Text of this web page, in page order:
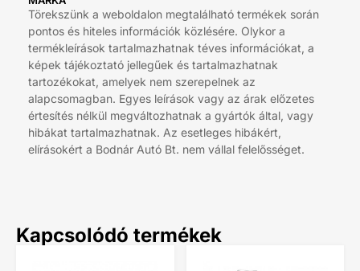
Törekszünk a weboldalon megtalálható termékek során
pontos és hiteles információk közlésére. Olykor a
termékleírások tartalmazhatnak téves információkat, a
képek tájékoztató jellegűek és tartalmazhatnak
tartozékokat, amelyek nem szerepelnek az
alapcsomagban. Egyes leírások vagy az árak előzetes
értesítés nélkül megváltozhatnak a gyártók által, vagy
hibákat tartalmazhatnak. Az esetleges hibákért,
elírásokért a Bodnár Autó Bt. nem vállal felelősséget.
Kapcsolódó termékek